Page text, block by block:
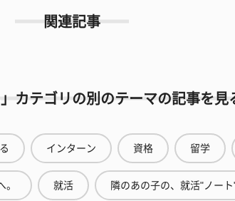
関連記事
」カテゴリの別のテーマの記事を見
インターン 資格 留学
。 就活 隣のあの子の、就活"ノー